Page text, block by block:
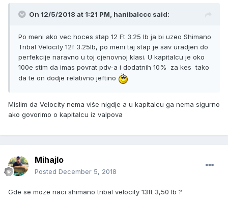
On 12/5/2018 at 1:21 PM, hanibalccc said:
Po meni ako vec hoces stap 12 Ft 3.25 lb ja bi uzeo Shimano
Tribal Velocity 12f 3.25lb, po meni taj stap je sav uradjen do
perfekcije naravno u toj cjenovnoj klasi. U kapitalcu je oko
100e stim da imas povrat pdv-a i dodatnih 10% za kes tako
da te on dodje relativno jeftino
Mislim da Velocity nema više nigdje a u kapitalcu ga nema sigurno
ako govorimo o kapitalcu iz valpova
Mihajlo
Posted December 5, 2018
Gde se moze naci shimano tribal velocity 13ft 3,50 lb ?